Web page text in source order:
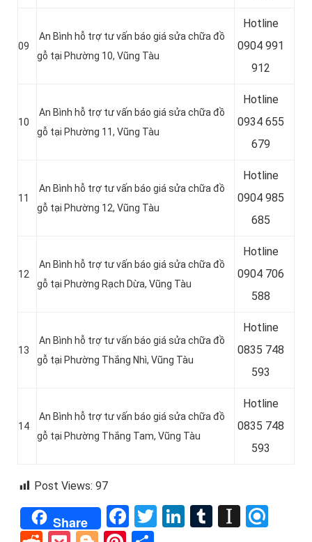
09
An Bình hỗ trợ tư vấn báo giá sửa chữa đồ
gỗ tại Phường 10, Vũng Tàu
Hotline
0904 991
912
10
An Bình hỗ trợ tư vấn báo giá sửa chữa đồ
gỗ tại Phường 11, Vũng Tàu
Hotline
0934 655
679
11
An Bình hỗ trợ tư vấn báo giá sửa chữa đồ
gỗ tại Phường 12, Vũng Tàu
Hotline
0904 985
685
12
An Bình hỗ trợ tư vấn báo giá sửa chữa đồ
gỗ tại Phường Rạch Dừa, Vũng Tàu
Hotline
0904 706
588
13
An Bình hỗ trợ tư vấn báo giá sửa chữa đồ
gỗ tại Phường Thắng Nhì, Vũng Tàu
Hotline
0835 748
593
14
An Bình hỗ trợ tư vấn báo giá sửa chữa đồ
gỗ tại Phường Thắng Tam, Vũng Tàu
Hotline
0835 748
593
Post Views: 97
Share Facebook
TwitterLinkedIn
Tumblr